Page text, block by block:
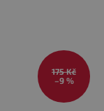
175 Kč
–9 %